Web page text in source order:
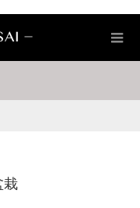
栽